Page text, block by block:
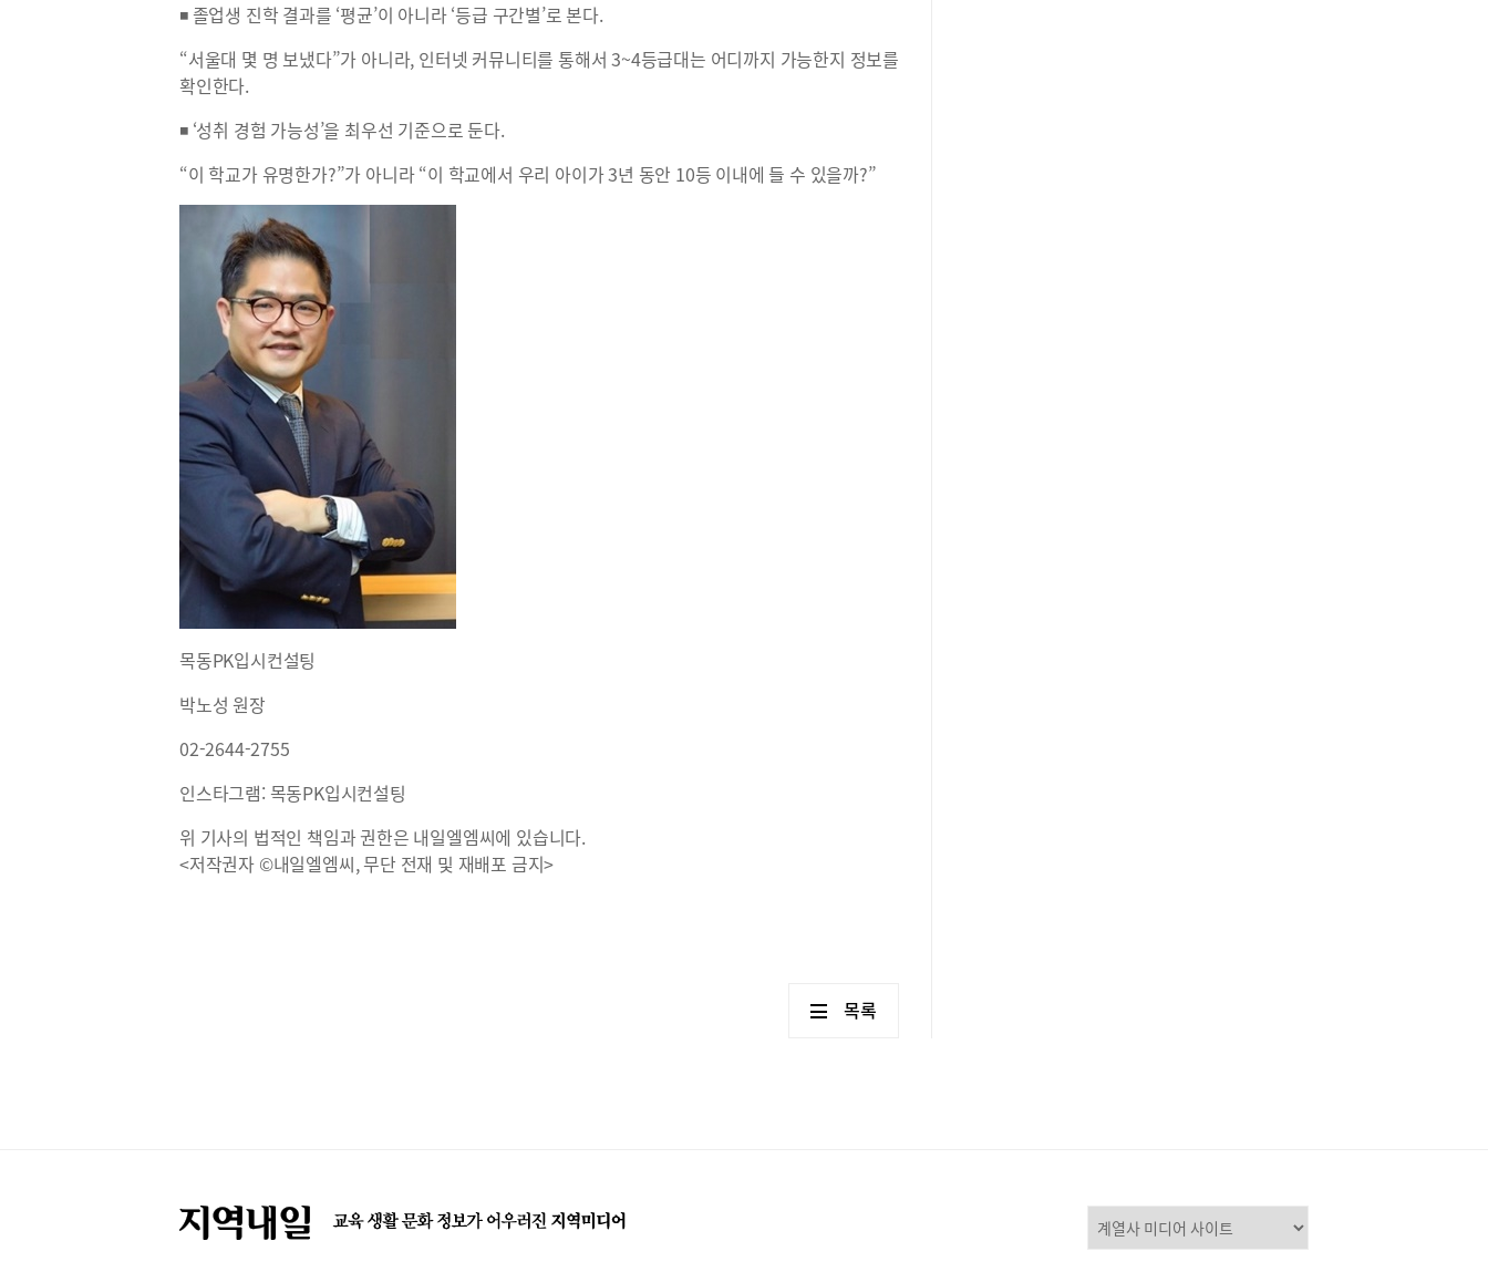
◾ 졸업생 진학 결과를 ‘평균’이 아니라 ‘등급 구간별’로 본다.
“서울대 몇 명 보냈다”가 아니라, 인터넷 커뮤니티를 통해서 3~4등급대는 어디까지 가능한지 정보를
확인한다.
◾ ‘성취 경험 가능성’을 최우선 기준으로 둔다.
“이 학교가 유명한가?”가 아니라 “이 학교에서 우리 아이가 3년 동안 10등 이내에 들 수 있을까?”
목동PK입시컨설팅
박노성 원장
02-2644-2755
인스타그램: 목동PK입시컨설팅
위 기사의 법적인 책임과 권한은 내일엘엠씨에 있습니다.
<저작권자 ©내일엘엠씨, 무단 전재 및 재배포 금지>
목록